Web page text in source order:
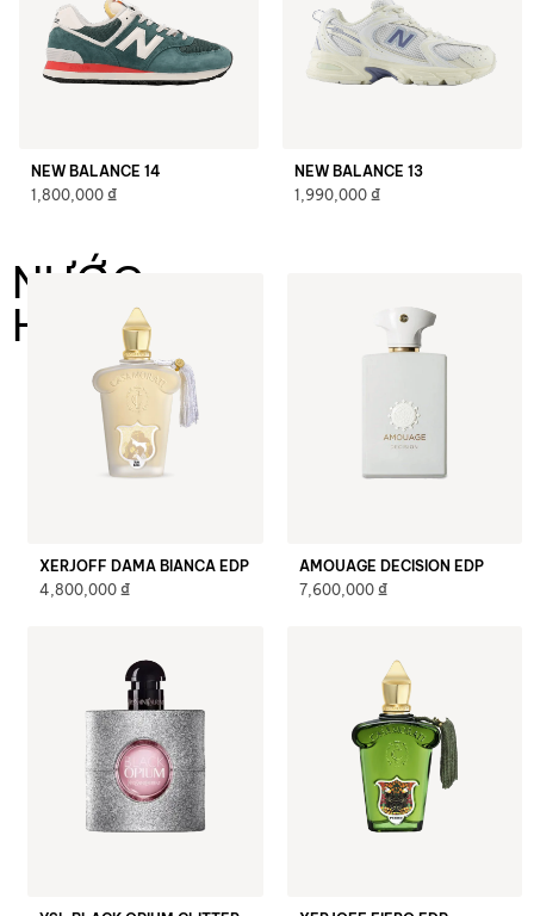
NEW BALANCE 14
1,800,000 ₫
NEW BALANCE 13
1,990,000 ₫
NƯỚC
HOA
XERJOFF DAMA BIANCA EDP
4,800,000 ₫
AMOUAGE DECISION EDP
7,600,000 ₫